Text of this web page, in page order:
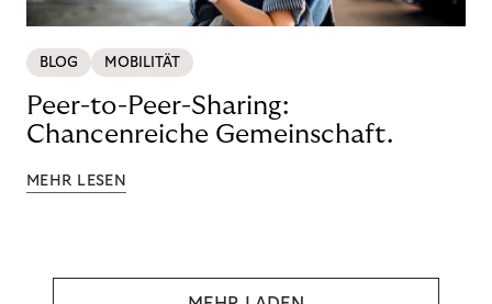
BLOG MOBILITÄT
Peer-to-Peer-Sharing:
Chancenreiche Gemeinschaft.
MEHR LESEN